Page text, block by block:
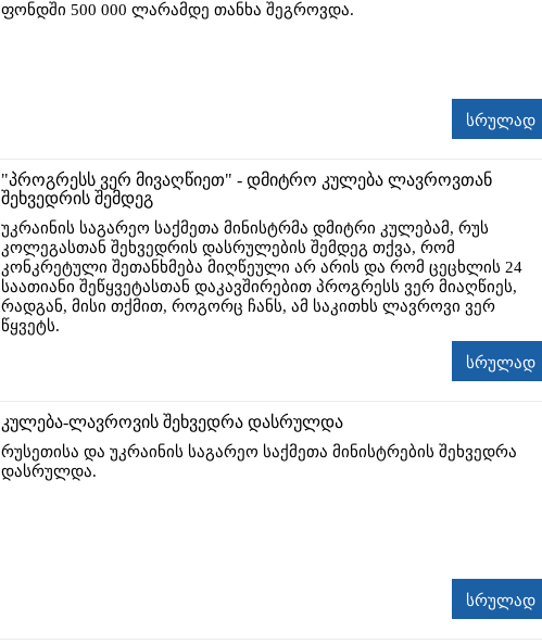
ფონდში 500 000 ლარამდე თანხა შეგროვდა.
სრულად
"პროგრესს ვერ მივაღწიეთ" - დმიტრო კულება ლავროვთან
შეხვედრის შემდეგ
უკრაინის საგარეო საქმეთა მინისტრმა დმიტრი კულებამ, რუს
კოლეგასთან შეხვედრის დასრულების შემდეგ თქვა, რომ
კონკრეტული შეთანხმება მიღწეული არ არის და რომ ცეცხლის 24
საათიანი შეწყვეტასთან დაკავშირებით პროგრესს ვერ მიაღწიეს,
რადგან, მისი თქმით, როგორც ჩანს, ამ საკითხს ლავროვი ვერ
წყვეტს.
სრულად
კულება-ლავროვის შეხვედრა დასრულდა
რუსეთისა და უკრაინის საგარეო საქმეთა მინისტრების შეხვედრა
დასრულდა.
სრულად